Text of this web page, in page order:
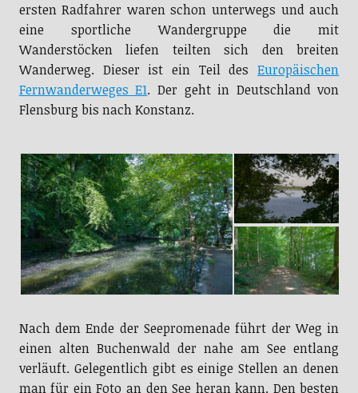
ersten Radfahrer waren schon unterwegs und auch
eine sportliche Wandergruppe die mit
Wanderstöcken liefen teilten sich den breiten
Wanderweg. Dieser ist ein Teil desEuropäischen
Fernwanderweges E1. Der geht in Deutschland von
Flensburg bis nach Konstanz.
Nach dem Ende der Seepromenade führt der Weg in
einen alten Buchenwald der nahe am See entlang
verläuft. Gelegentlich gibt es einige Stellen an denen
man für ein Foto an den See heran kann. Den besten